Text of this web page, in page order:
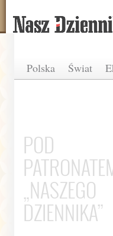
Polska Świat
POD
„NASZEGO
DZIENNIKA”